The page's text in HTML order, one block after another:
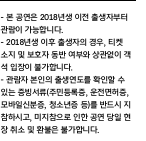
- 본 공연은 2018년생 이전 출생자부터
관람이 가능합니다.
- 2018년생 이후 출생자의 경우, 티켓
소지 및 보호자 동반 여부와 상관없이 객
석 입장이 불가합니다.
- 관람자 본인의 출생연도를 확인할 수
있는 증빙서류(주민등록증, 운전면허증,
모바일신분증, 청소년증 등)를 반드시 지
참하시고, 미지참으로 인한 공연 당일 현
장 취소 및 환불은 불가합니다.